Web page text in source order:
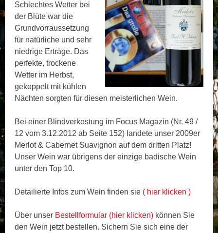
Schlechtes Wetter bei
der Blüte war die
Grundvorraussetzung
für natürliche und sehr
niedrige Erträge. Das
perfekte, trockene
Wetter im Herbst,
gekoppelt mit kühlen
Nächten sorgten für diesen meisterlichen Wein.
Bei einer Blindverkostung im Focus Magazin (Nr. 49 /
12 vom 3.12.2012 ab Seite 152) landete unser 2009er
Merlot & Cabernet Suavignon auf dem dritten Platz!
Unser Wein war übrigens der einzige badische Wein
unter den Top 10.
Detailierte Infos zum Wein finden sie ( hier klicken )
Über unser Bestellformular (hier klicken) können Sie
den Wein jetzt bestellen. Sichern Sie sich eine der